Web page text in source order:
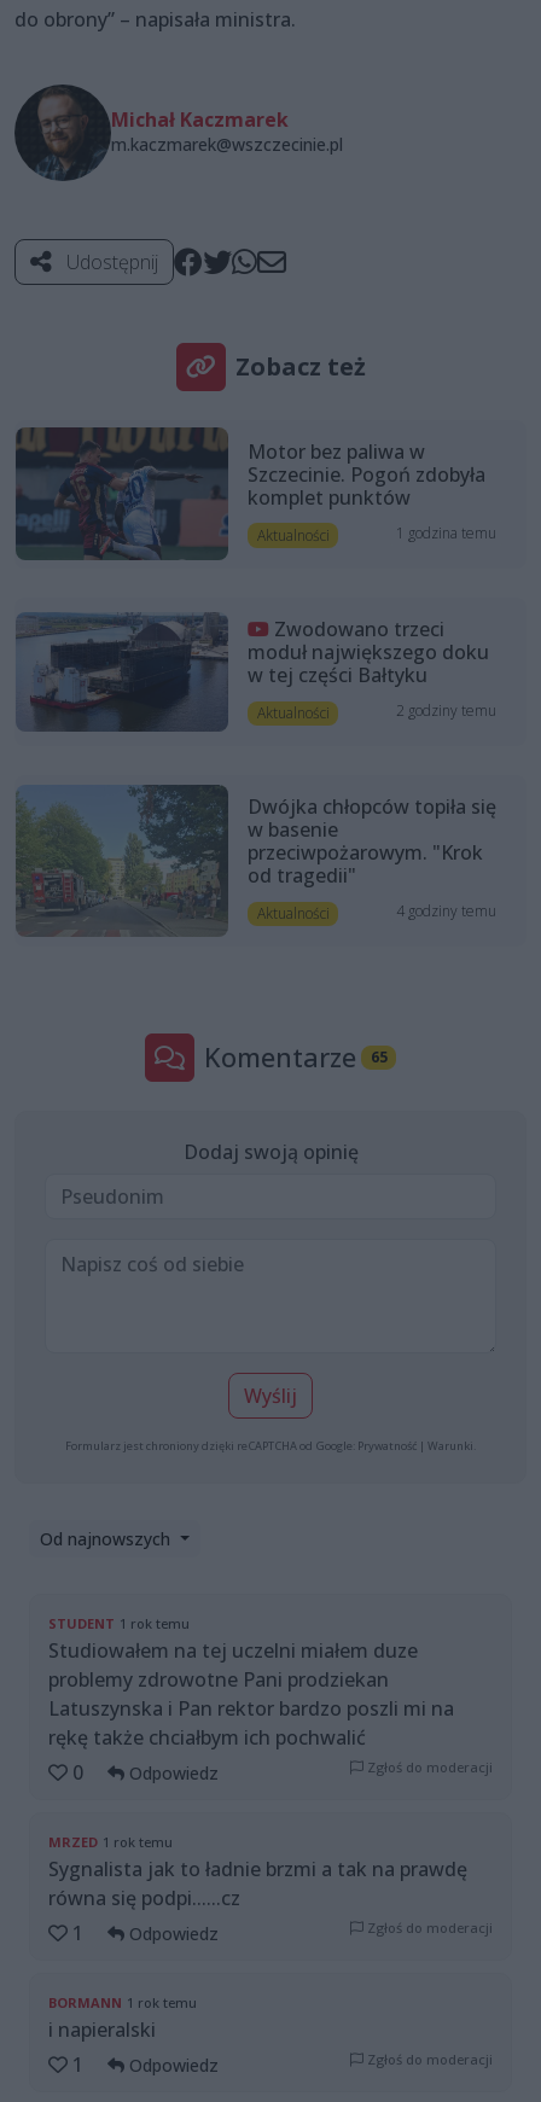
do obrony” – napisała ministra.
Michał Kaczmarek
m.kaczmarek@wszczecinie.pl
Udostępnij
Zobacz też
Motor bez paliwa w
Szczecinie. Pogoń zdobyła
komplet punktów
Aktualności 1 godzina temu
Zwodowano trzeci
moduł największego doku
w tej części Bałtyku
Aktualności 2 godziny temu
Dwójka chłopców topiła się
w basenie
przeciwpożarowym. "Krok
od tragedii"
Aktualności 4 godziny temu
Komentarze 65
Dodaj swoją opinię
Wyślij
Formularz jest chroniony dzięki reCAPTCHA od Google: Prywatność | Warunki
Od najnowszych
STUDENT 1 rok temu
Studiowałem na tej uczelni miałem duze
problemy zdrowotne Pani prodziekan
Latuszynska i Pan rektor bardzo poszli mi na
rękę także chciałbym ich pochwalić
0
Odpowiedz Zgłoś do moderacji
MRZED 1 rok temu
Sygnalista jak to ładnie brzmi a tak na prawdę
równa się podpi......cz
1
Odpowiedz Zgłoś do moderacji
BORMANN 1 rok temu
i napieralski
1
Odpowiedz Zgłoś do moderacji